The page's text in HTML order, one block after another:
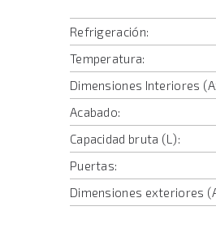
Refrigeración:
Temperatura:
Dimensiones Interiores
Acabado:
Capacidad bruta (L):
Puertas:
Dimensiones exteriores